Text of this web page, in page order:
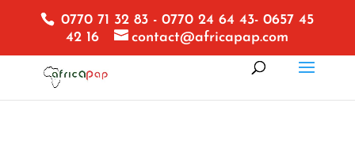
0770 71 32 83 - 0770 24 64 43- 0657 45
42 16
contact@africapap.com